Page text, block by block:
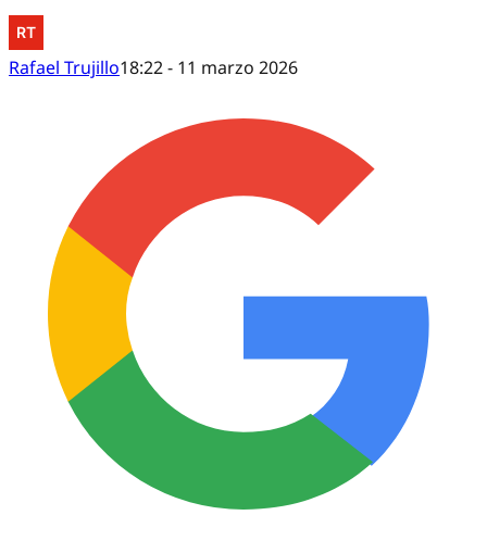
Rafael Trujillo18:22 - 11 marzo 2026